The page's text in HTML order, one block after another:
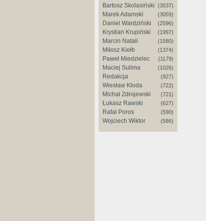
Bartosz Skolasiński (3537)
Marek Adamski (3059)
Daniel Wardziński (2596)
Krystian Krupiński (1997)
Marcin Natali (1580)
Miłosz Kiełb (1374)
Paweł Miedzielec (1179)
Maciej Sulima (1026)
Redakcja (927)
Wiesław Kłoda (722)
Michał Zdrojewski (721)
Łukasz Rawski (627)
Rafał Poros (590)
Wojciech Wiktor (586)